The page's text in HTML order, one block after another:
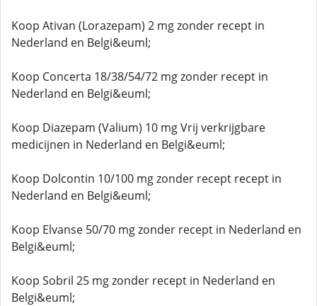
Koop Ativan (Lorazepam) 2 mg zonder recept in
Nederland en Belgi&euml;
Koop Concerta 18/38/54/72 mg zonder recept in
Nederland en Belgi&euml;
Koop Diazepam (Valium) 10 mg Vrij verkrijgbare
medicijnen in Nederland en Belgi&euml;
Koop Dolcontin 10/100 mg zonder recept recept in
Nederland en Belgi&euml;
Koop Elvanse 50/70 mg zonder recept in Nederland en
Belgi&euml;
Koop Sobril 25 mg zonder recept in Nederland en
Belgi&euml;